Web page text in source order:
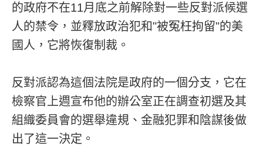
的政府不在11月底之前解除對一些反對派候選
人的禁令，並釋放政治犯和"被冤枉拘留"的美
國人，它將恢復制裁。
反對派認為這個法院是政府的一個分支，它在
檢察官上週宣布他的辦公室正在調查初選及其
組織委員會的選舉違規、金融犯罪和陰謀後做
出了這一決定。